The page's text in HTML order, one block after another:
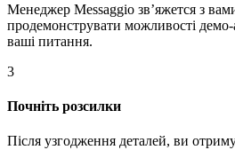
Менеджер Messaggio звʼяжется з
продемонструвати можливості демо-
ваші питання.
3
Почніть розсилки
Після узгодження деталей, ви